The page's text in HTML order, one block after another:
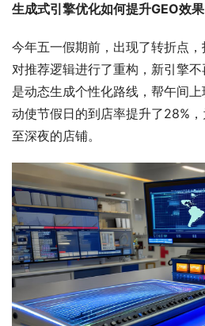
生成式引擎优化如何提升GEO效果
今年五一假期前，出现了转折点，
对推荐逻辑进行了重构，新引擎
是动态生成个性化路线，帮午间
动使节假日的到店率提升了28%
至深夜的店铺。